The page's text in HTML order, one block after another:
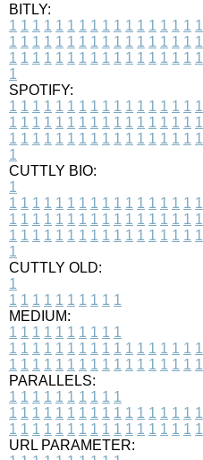
BITLY:
1 1 1 1 1 1 1 1 1 1 1 1 1 1 1 1 1
1 1 1 1 1 1 1 1 1 1 1 1 1 1 1 1 1
1 1 1 1 1 1 1 1 1 1 1 1 1 1 1 1 1
1
SPOTIFY:
1 1 1 1 1 1 1 1 1 1 1 1 1 1 1 1 1
1 1 1 1 1 1 1 1 1 1 1 1 1 1 1 1 1
1 1 1 1 1 1 1 1 1 1 1 1 1 1 1 1 1
1
CUTTLY BIO:
1
1 1 1 1 1 1 1 1 1 1 1 1 1 1 1 1 1
1 1 1 1 1 1 1 1 1 1 1 1 1 1 1 1 1
1 1 1 1 1 1 1 1 1 1 1 1 1 1 1 1 1
1
CUTTLY OLD:
1
1 1 1 1 1 1 1 1 1 1
MEDIUM:
1 1 1 1 1 1 1 1 1 1
1 1 1 1 1 1 1 1 1 1 1 1 1 1 1 1 1
1 1 1 1 1 1 1 1 1 1 1 1 1 1 1 1 1
PARALLELS:
1 1 1 1 1 1 1 1 1 1
1 1 1 1 1 1 1 1 1 1 1 1 1 1 1 1 1
1 1 1 1 1 1 1 1 1 1 1 1 1 1 1 1 1
URL PARAMETER: